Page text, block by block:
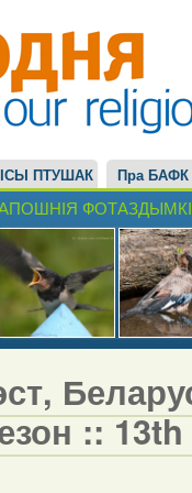
ПТУШАК Пра БАФК
ФОТАЗДЫМКІ
::